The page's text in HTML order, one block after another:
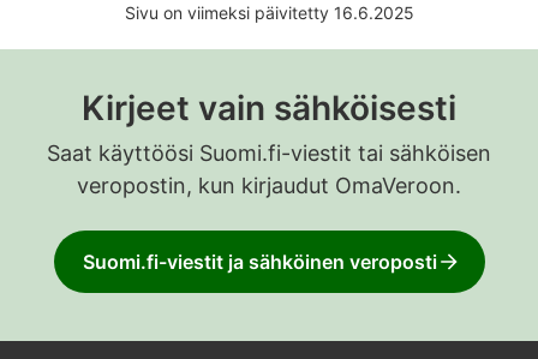
Sivu on viimeksi päivitetty 16.6.2025
Kirjeet vain sähköisesti
Saat käyttöösi Suomi.fi-viestit tai sähköisen
veropostin, kun kirjaudut OmaVeroon.
Suomi.fi-viestit ja sähköinen veroposti